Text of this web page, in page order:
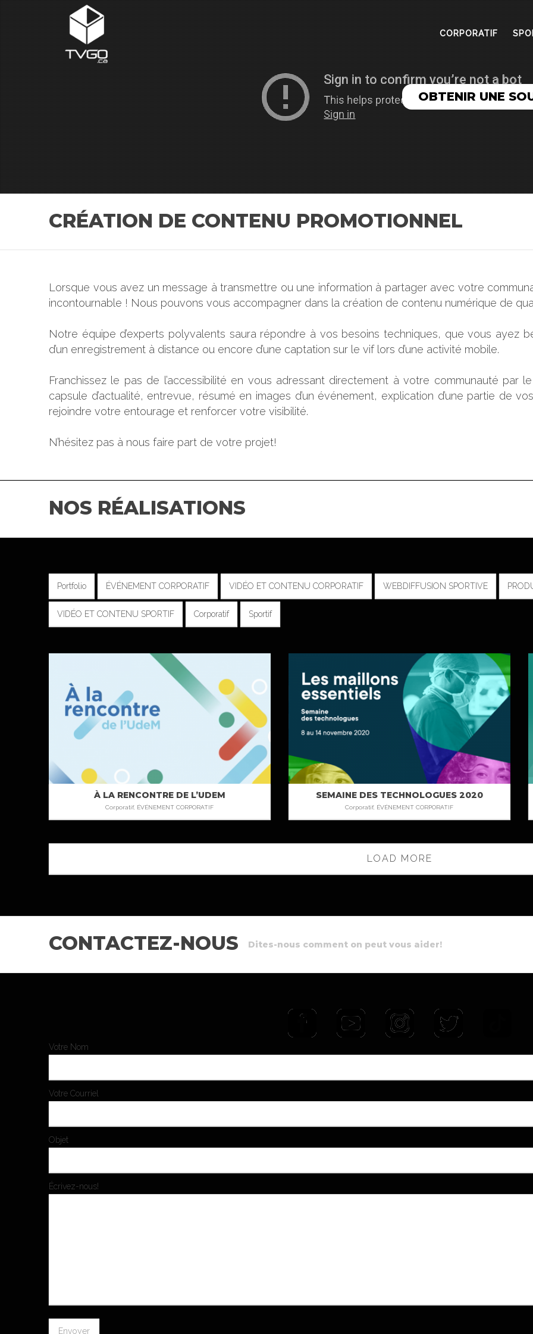
CORPORATIF
OBTENIR UNE
CRÉATION DE CONTENU PROMOTIONNEL
Lorsque vous avez un message à transmettre ou une information à partager avec votre
incontournable ! Nous pouvons vous accompagner dans la création de contenu numérique de
Notre équipe d’experts polyvalents saura répondre à vos besoins techniques, que vous ayez
d’un enregistrement à distance ou encore d’une captation sur le vif lors d’une activité mobile.
Franchissez le pas de l’accessibilité en vous adressant directement à votre communauté par
capsule d’actualité, entrevue, résumé en images d’un événement, explication d’une partie de
rejoindre votre entourage et renforcer votre visibilité.
N’hésitez pas à nous faire part de votre projet!
NOS RÉALISATIONS
Portfolio ÉVÉNEMENT CORPORATIF VIDÉO ET CONTENU CORPORATIF WEBDIFFUSION SPORTIVE
VIDÉO ET CONTENU SPORTIF Corporatif Sportif
À LA RENCONTRE DE L’UDEM
Corporatif, ÉVÉNEMENT CORPORATIF
SEMAINE DES TECHNOLOGUES 2020
Corporatif, ÉVÉNEMENT CORPORATIF
LOAD MORE
CONTACTEZ-NOUS Dites-nous comment on peut vous aider!
Votre Nom
Votre Courriel
Objet
Écrivez-nous!